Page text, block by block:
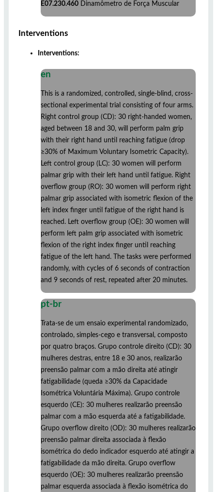
E07.230.460 Dinamômetro de Força Muscular
Interventions
Interventions:
en
This is a randomized, controlled, single-blind, cross-
sectional experimental trial consisting of four arms.
Right control group (CD): 30 right-handed women,
aged between 18 and 30, will perform palm grip
with their right hand until reaching fatigue (drop
≥30% of Maximum Voluntary Isometric Capacity).
Left control group (LC): 30 women will perform
palmar grip with their left hand until fatigue. Right
overflow group (RO): 30 women will perform right
palmar grip associated with isometric flexion of the
left index finger until fatigue of the right hand is
reached. Left overflow group (OE): 30 women will
perform left palm grip associated with isometric
flexion of the right index finger until reaching
fatigue of the left hand. The tasks were performed
randomly, with cycles of 6 seconds of contraction
and 9 seconds of rest, repeated after 20 minutes.
pt-br
Trata-se de um ensaio experimental randomizado,
controlado, simples-cego e transversal, composto
por quatro braços. Grupo controle direito (CD): 30
mulheres destras, entre 18 e 30 anos, realizarão
preensão palmar com a mão direita até atingir
fatigabilidade (queda ≥30% da Capacidade
Isométrica Voluntária Máxima). Grupo controle
esquerdo (CE): 30 mulheres realizarão preensão
palmar com a mão esquerda até a fatigabilidade.
Grupo overflow direito (OD): 30 mulheres realizarão
preensão palmar direita associada à flexão
isométrica do dedo indicador esquerdo até atingir a
fatigabilidade da mão direita. Grupo overflow
esquerdo (OE): 30 mulheres realizarão preensão
palmar esquerda associada à flexão isométrica do